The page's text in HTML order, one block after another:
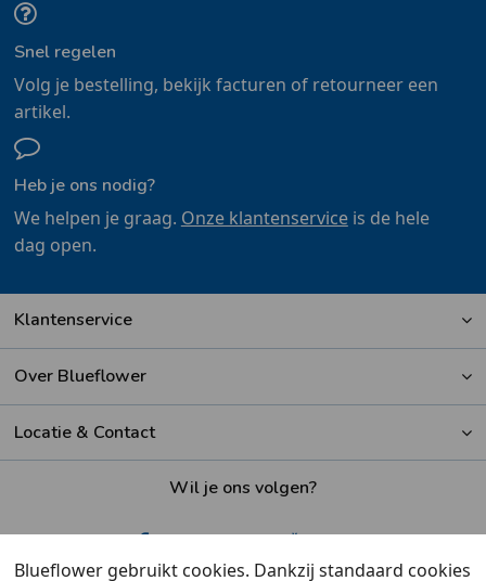
Snel regelen
Volg je bestelling, bekijk facturen of retourneer een
artikel.
Heb je ons nodig?
We helpen je graag. Onze klantenserviceis de hele
dag open.
Klantenservice
Over Blueflower
Locatie & Contact
Wil je ons volgen?
Blueflower gebruikt cookies. Dankzij standaard cookies